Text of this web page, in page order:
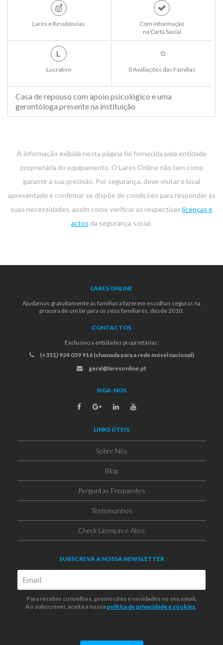
Lares e Residências
Com informação
na Carta Social
L
Lucrativo 0 Avaliações das Familias
Casa de repouso com apoio psicológico e uma
gerontóloga presente na instituição
A informação exibida nesta página foi fornecida pela entidade
proprietária do equipamento. O Lares Online não tem como
garantir a sua precisão. Por segurança, deve visitar o local
apresentado e confirmar se dispõe de condições para responder ás
suas necessidades, assim como verificar as respectivas licenças e
actos da segurança social.
LARES ONLINE
Ajudamos gratuitamente as famílias a fazerem escolhas seguras na
procura de um lar para os seus familiares, desde 2010.
CONTACTOS
Exclusivo a entidades proprietárias:
(+351) 924 059 916 (chamada para a rede móvel nacional)
geral@laresonline.pt
SIGA-NOS
LINKS ÚTEIS
Sobre Nós
Blog
Perguntas Frequentes
Testemunhos
Check Licenças e Atos
SUBSCREVA A NOSSA NEWSLETTER
Para receber conselhos, promocões e novidades no seu email.
Ao subscrever, aceita a nossa politica de privacidade e cookies.